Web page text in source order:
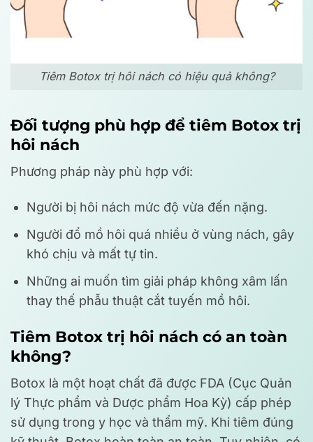
Tiêm Botox trị hôi nách có hiệu quả không?
Đối tượng phù hợp để tiêm Botox trị
hôi nách
Phương pháp này phù hợp với:
Người bị hôi nách mức độ vừa đến nặng.
Người đổ mồ hôi quá nhiều ở vùng nách, gây
khó chịu và mất tự tin.
Những ai muốn tìm giải pháp không xâm lấn
thay thế phẫu thuật cắt tuyến mồ hôi.
Tiêm Botox trị hôi nách có an toàn
không?
Botox là một hoạt chất đã được FDA (Cục Quản
lý Thực phẩm và Dược phẩm Hoa Kỳ) cấp phép
sử dụng trong y học và thẩm mỹ. Khi tiêm đúng